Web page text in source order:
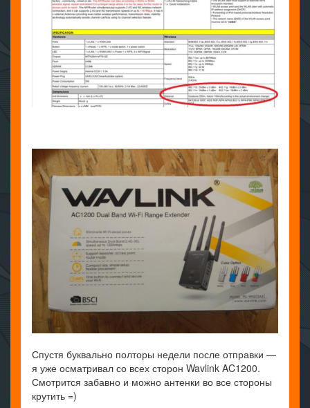
Спустя буквально полторы недели после отправки —
я уже осматривал со всех сторон Wavlink AC1200.
Смотрится забавно и можно антенки во все стороны
крутить =)